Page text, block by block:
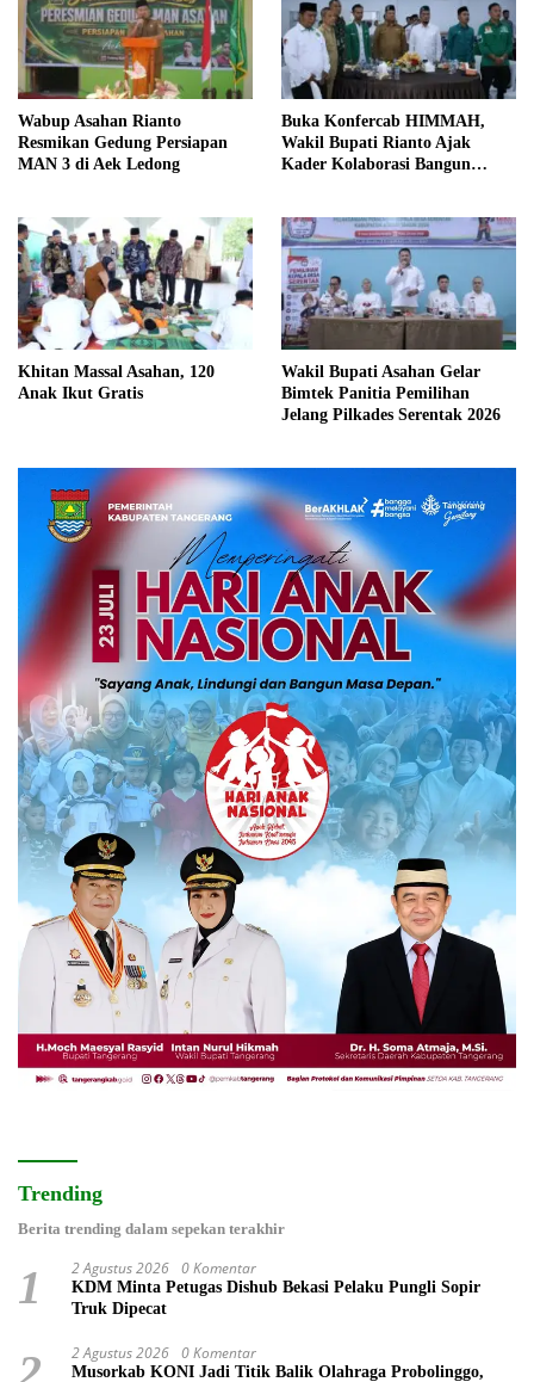
Wabup Asahan Rianto
Resmikan Gedung Persiapan
MAN 3 di Aek Ledong
Buka Konfercab HIMMAH,
Wakil Bupati Rianto Ajak
Kader Kolaborasi Bangun
Khitan Massal Asahan, 120
Anak Ikut Gratis
Wakil Bupati Asahan Gelar
Bimtek Panitia Pemilihan
Jelang Pilkades Serentak 2026
Trending
Berita trending dalam sepekan terakhir
1 2 Agustus 2026 0 Komentar
KDM Minta Petugas Dishub Bekasi Pelaku Pungli Sopir
Truk Dipecat
2 Agustus 2026 0 Komentar
Musorkab KONI Jadi Titik Balik Olahraga Probolinggo,